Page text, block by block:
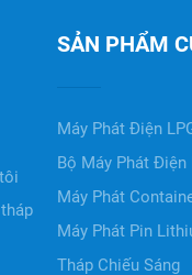
SẢN PHẨM
Máy Phát Điện
Bộ Máy Phát Điện
Máy Phát
Máy Phát Pin
Tháp Chiếu Sáng